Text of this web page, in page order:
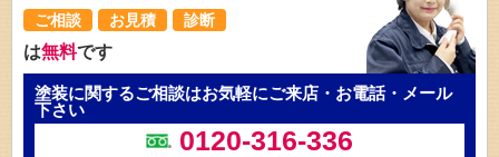
ご相談 お見積 診断
は無料です
塗装に関するご相談はお気軽にご来店・お電話・メール
下さい
0120-316-336